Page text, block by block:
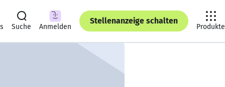
Suche Anmelden
Stellenanzeige schalten
Produkte